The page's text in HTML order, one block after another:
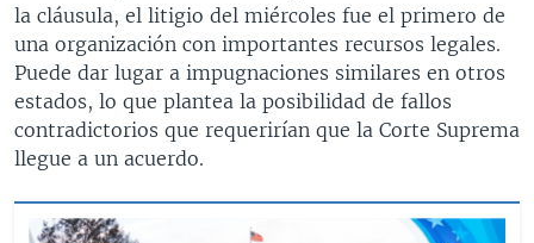
la cláusula, el litigio del miércoles fue el primero de
una organización con importantes recursos legales.
Puede dar lugar a impugnaciones similares en otros
estados, lo que plantea la posibilidad de fallos
contradictorios que requerirían que la Corte Suprema
llegue a un acuerdo.